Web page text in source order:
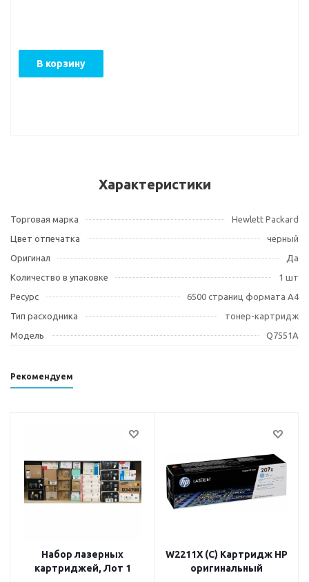
В корзину
Характеристики
Торговая марка
Hewlett Packard
Цвет отпечатка
черный
Оригинал
Да
Количество в упаковке
1 шт
Ресурс
6500 страниц формата А4
Тип расходника
тонер-картридж
Модель
Q7551A
Рекомендуем
Набор лазерных
картриджей, Лот 1
W2211X (C) Картридж HP
оригинальный